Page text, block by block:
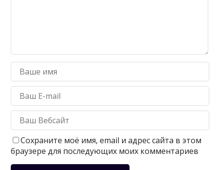
Сохраните моё имя, email и адрес сайта в этом
браузере для последующих моих комментариев